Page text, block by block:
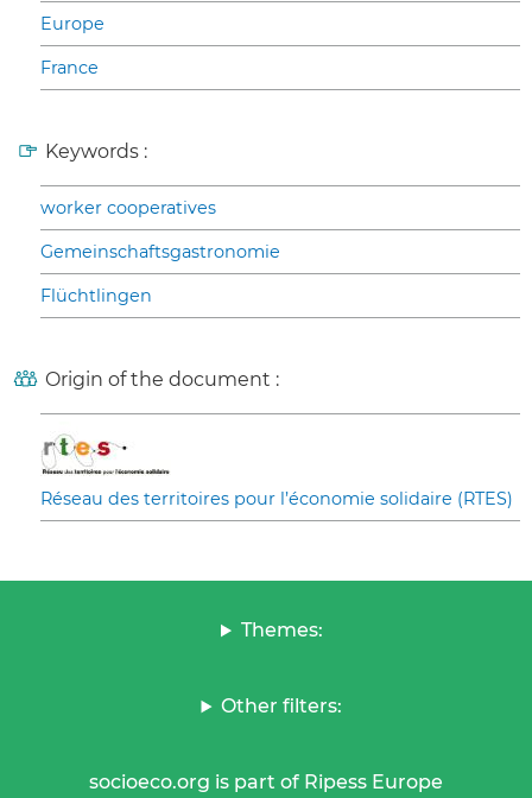
Europe
France
Keywords :
worker cooperatives
Gemeinschaftsgastronomie
Flüchtlingen
Origin of the document :
Réseau des territoires pour l’économie solidaire (RTES)
Themes:
Other filters:
socioeco.org is part of Ripess Europe